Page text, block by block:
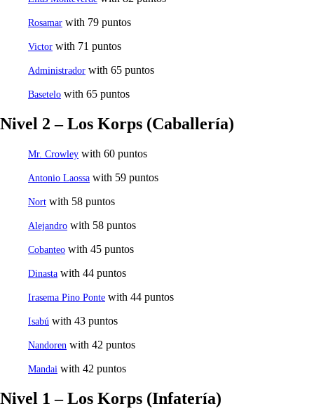
Rosamar with 79 puntos
Victor with 71 puntos
Administrador with 65 puntos
Basetelo with 65 puntos
Nivel 2 – Los Korps (Caballería)
Mr. Crowley with 60 puntos
Antonio Laossa with 59 puntos
Nort with 58 puntos
Alejandro with 58 puntos
Cobanteo with 45 puntos
Dinasta with 44 puntos
Irasema Pino Ponte with 44 puntos
Isabú with 43 puntos
Nandoren with 42 puntos
Mandai with 42 puntos
Nivel 1 – Los Korps (Infatería)